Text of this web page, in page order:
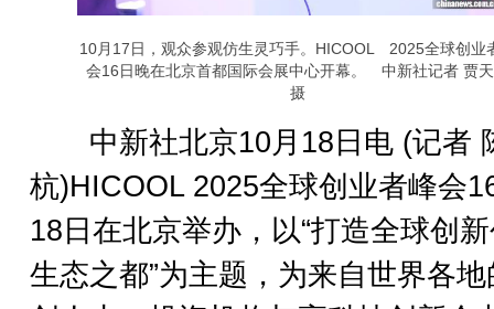
10月17日，观众参观仿生灵巧手。HICOOL 2025全球创业
会16日晚在北京首都国际会展中心开幕。 中新社记者 贾
摄
中新社北京10月18日电 (记者
杭)HICOOL 2025全球创业者峰会
18日在北京举办，以“打造全球创
生态之都”为主题，为来自世界各